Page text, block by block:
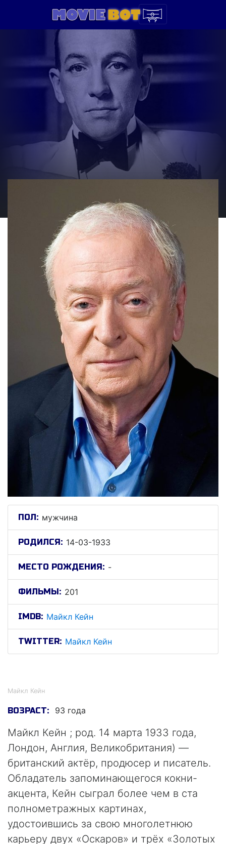
ПОЛ: мужчина
РОДИЛСЯ: 14-03-1933
МЕСТО РОЖДЕНИЯ: -
ФИЛЬМЫ: 201
IMDB: Майкл Кейн
TWITTER: Майкл Кейн
Майкл Кейн
ВОЗРАСТ: 93 года
Майкл Кейн ; род. 14 марта 1933 года,
Лондон, Англия, Великобритания) —
британский актёр, продюсер и писатель.
Обладатель запоминающегося кокни-
акцента, Кейн сыграл более чем в ста
полнометражных картинах,
удостоившись за свою многолетнюю
карьеру двух «Оскаров» и трёх «Золотых